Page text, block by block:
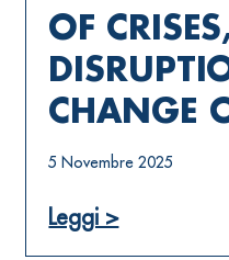
OF
CHANGE
5 Novembre 2025
Leggi >